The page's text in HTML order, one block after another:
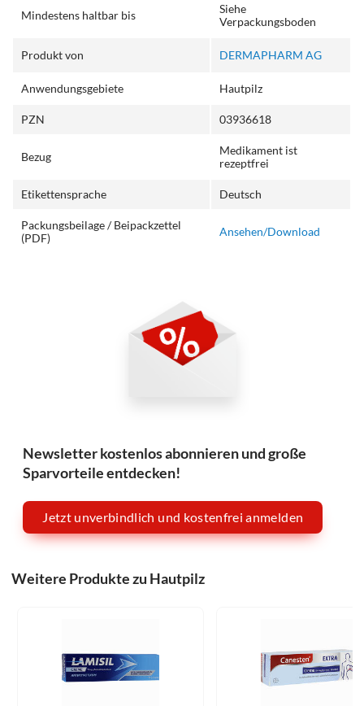
Mindestens haltbar bis
Siehe
Verpackungsboden
Produkt von DERMAPHARM AG
Anwendungsgebiete Hautpilz
PZN 03936618
Bezug
Medikament ist
rezeptfrei
Etikettensprache Deutsch
Packungsbeilage / Beipackzettel
(PDF)
Ansehen/Download
Newsletter kostenlos abonnieren und große
Sparvorteile entdecken!
Jetzt unverbindlich und kostenfrei anmelden
Weitere Produkte zu Hautpilz